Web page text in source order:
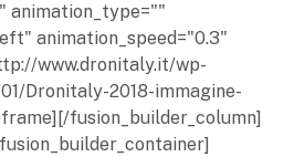
animation_type=""
animation_speed="0.3"
www.dronitaly.it/wp-
Dronitaly-2018-immagine-
fusion_builder_column]